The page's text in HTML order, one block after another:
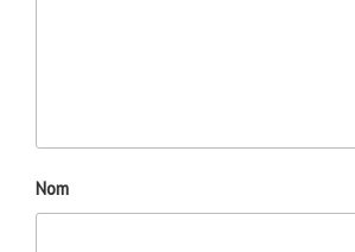
Nom